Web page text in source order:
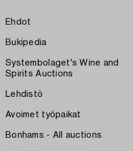
Ehdot
Bukipedia
Systembolaget's Wine and
Spirits Auctions
Lehdistö
Avoimet työpaikat
Bonhams - All auctions